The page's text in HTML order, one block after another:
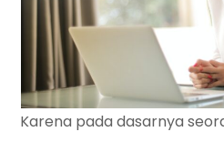
Karena pada dasarnya